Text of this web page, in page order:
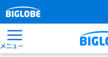
メニュー